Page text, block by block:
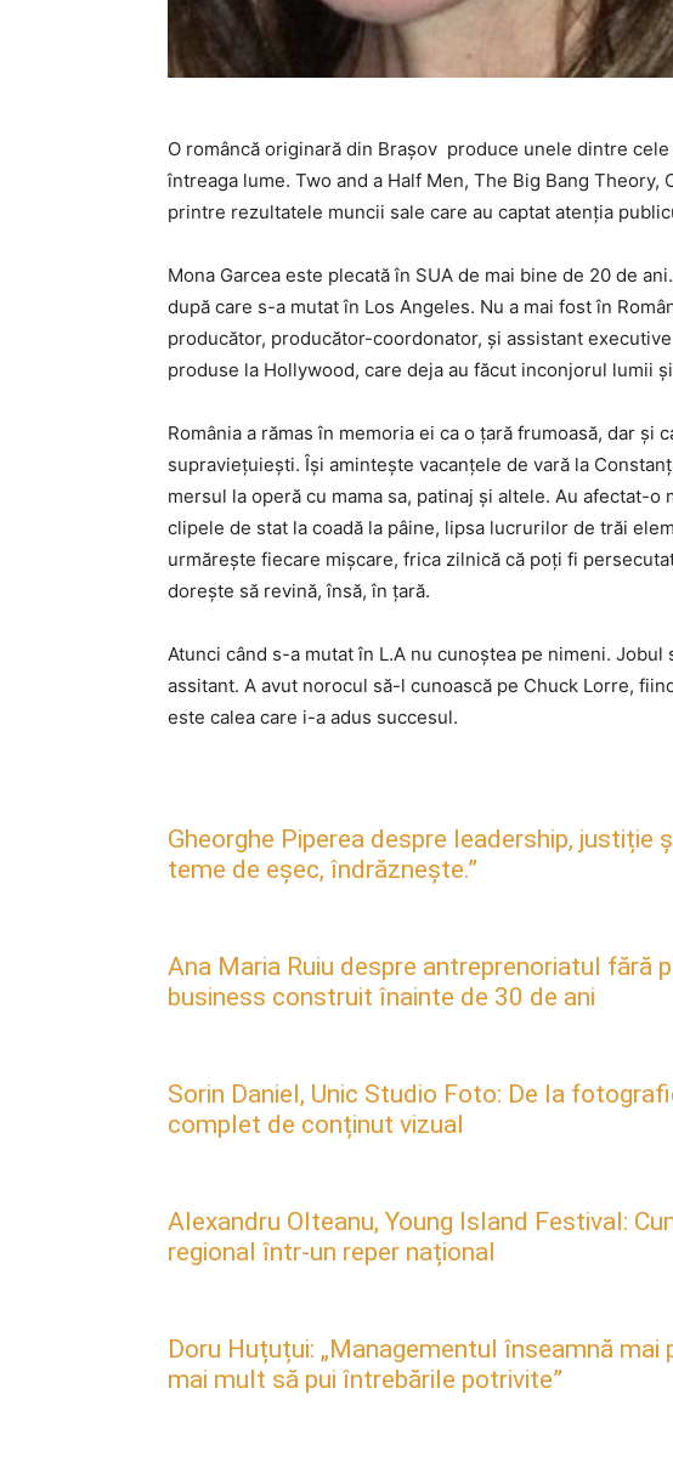
O româncă originară din Brașov produce unele dintre
întreaga lume. Two and a Half Men, The Big Bang Theory,
printre rezultatele muncii sale care au captat atenția
Mona Garcea este plecată în SUA de mai bine de 20 de
după care s-a mutat în Los Angeles. Nu a mai fost în
producător, producător-coordonator, și assistant
produse la Hollywood, care deja au făcut inconjorul lumii
România a rămas în memoria ei ca o țară frumoasă, dar și
supraviețuiești. Își amintește vacanțele de vară la
mersul la operă cu mama sa, patinaj și altele. Au afectat-
clipele de stat la coadă la pâine, lipsa lucrurilor de trăi
urmărește fiecare mișcare, frica zilnică că poți fi
dorește să revină, însă, în țară.
Atunci când s-a mutat în L.A nu cunoștea pe nimeni.
assitant. A avut norocul să-l cunoască pe Chuck Lorre,
este calea care i-a adus succesul.
Gheorghe Piperea despre leadership, justiție
teme de eșec, îndrăznește.”
Ana Maria Ruiu despre antreprenoriatul fără
business construit înainte de 30 de ani
Sorin Daniel, Unic Studio Foto: De la
complet de conținut vizual
Alexandru Olteanu, Young Island Festival:
regional într-un reper național
Doru Huțuțui: „Managementul înseamnă
mai mult să pui întrebările potrivite”